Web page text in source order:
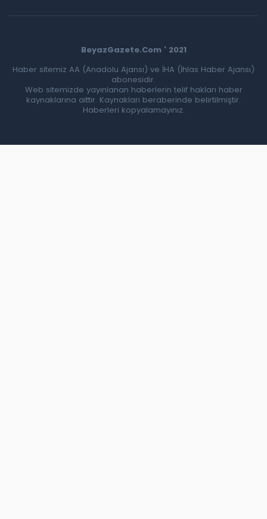
BeyazGazete.Com ' 2021
Haber sitemiz AA (Anadolu Ajansı) ve İHA (İhlas Haber Ajansı)
abonesidir.
Web sitemizde yayınlanan haberlerin telif hakları haber
kaynaklarına aittir. Kaynakları beraberinde belirtilmiştir.
Haberleri kopyalamayınız.